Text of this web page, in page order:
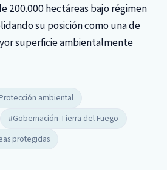
200.000 hectáreas bajo régimen
su posición como una de
superficie ambientalmente
ambiental
#Gobernación Tierra del Fuego
protegidas